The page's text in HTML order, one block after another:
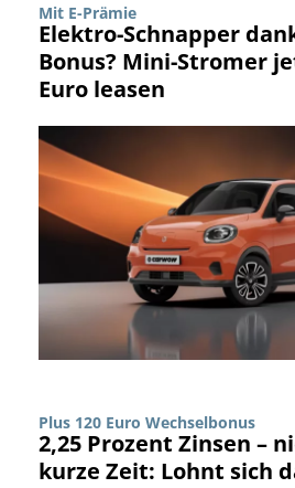
Mit E-Prämie
Elektro-Schnapper
Bonus? Mini-Stromer
Euro leasen
Plus 120 Euro Wechselbonus
2,25 Prozent Zinsen –
kurze Zeit: Lohnt sich